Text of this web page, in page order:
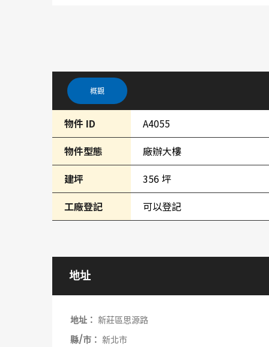
地址
地址： 新莊區思源路
縣/市： 新北市
概觀
物件 ID
A4055
物件型態
廠辦大樓
建坪
356 坪
工廠登記
可以登記